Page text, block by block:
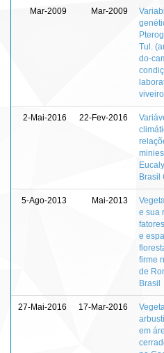
Mar-2009 Mar-2009
Tul.
do-
viveiro
2-Mai-2016 22-Fev-2016
Brasil
5-Ago-2013 Mai-2013
e sua
e
firme
de
Brasil
27-Mai-2016 17-Mar-2016
em